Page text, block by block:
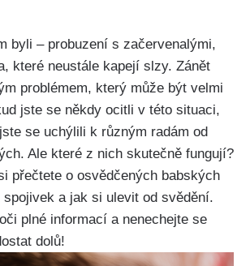
byli​ – probuzení s začervenalými,
které⁤ neustále kapejí slzy.⁤ Zánět
⁤problémem, který‍ může být velmi
jste se někdy ocitli v této situaci,
se ⁢uchýlili k různým radám od⁢
Ale které z ​nich skutečně fungují?
​přečtete o ‍osvědčených babských
spojivek a jak si ulevit ​od svědění.
plné informací⁣ a⁤ nenechejte​ se
dolů!